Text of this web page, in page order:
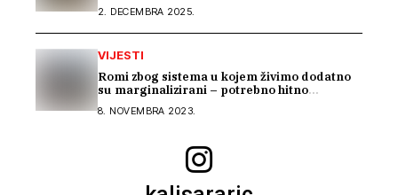
2. DECEMBRA 2025.
VIJESTI
Romi zbog sistema u kojem živimo dodatno
su marginalizirani – potrebno hitno
nivou BiH
8. NOVEMBRA 2023.